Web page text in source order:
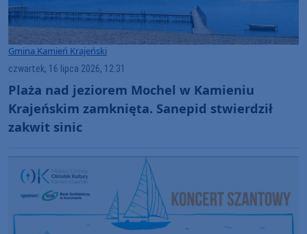
Gmina Kamień Krajeński
czwartek, 16 lipca 2026, 12:31
Plaża nad jeziorem Mochel w Kamieniu
Krajeńskim zamknięta. Sanepid stwierdził
zakwit sinic